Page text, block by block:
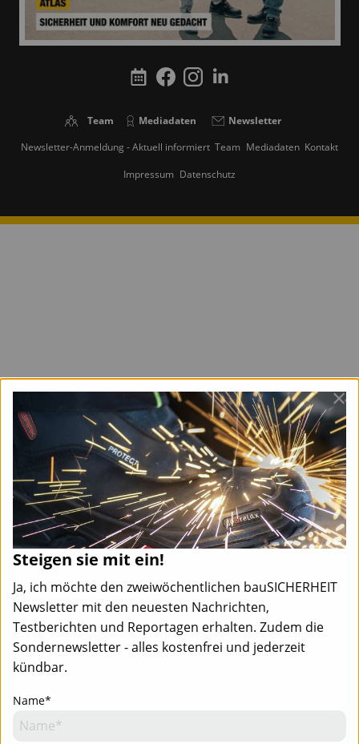
Team Mediadaten
Newsletter
Newsletter-Anmeldung - Aktuell informiert Team Mediadaten Kontakt
Impressum Datenschutz
Steigen sie mit ein!
Ja, ich möchte den zweiwöchentlichen bauSICHERHEIT
Newsletter mit den neuesten Nachrichten,
Testberichten und Reportagen erhalten. Zudem die
Sondernewsletter - alles kostenfrei und jederzeit
kündbar.
Name*
×